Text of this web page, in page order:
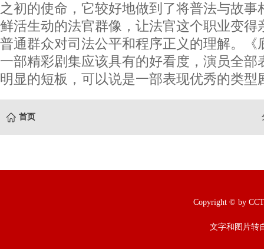
之初的使命，它较好地做到了将普法与故事
鲜活生动的法官群像，让法官这个职业变得
普通群众对司法公平和程序正义的理解。《
一部精彩剧集应该具有的好看度，演员全部
明显的短板，可以说是一部表现优秀的
首页
Copyright © by
文字和图片转